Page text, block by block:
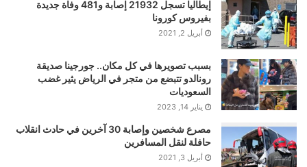
إيطاليا تسجل 21932 إصابة و481 وفاة جديدة
بفيروس كورونا
أبريل 2, 2021
بسبب تصويرها في كل مكان.. جورجينا صديقة
رونالدو تتبضع من متجر في الرياض يثير غضب
السعوديات
يناير 14, 2023
مصرع شخصين وإصابة 30 آخرين في حادث انقلاب
حافلة لنقل المسافرين
أبريل 3, 2021